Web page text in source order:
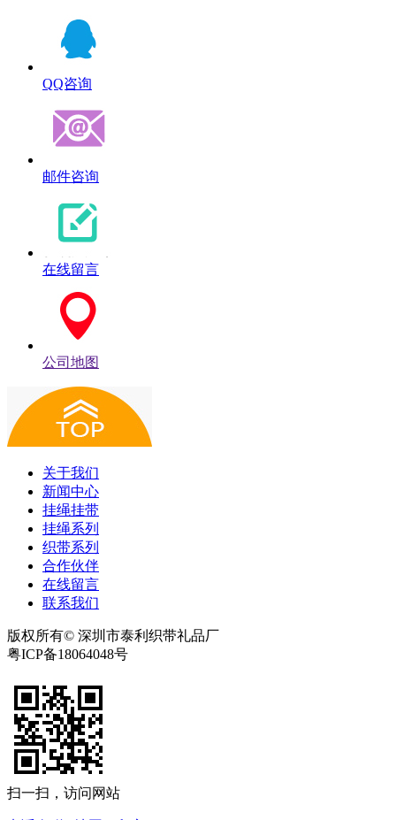
QQ咨询
邮件咨询
在线留言
公司地图
关于我们
新闻中心
挂绳挂带
挂绳系列
织带系列
合作伙伴
在线留言
联系我们
版权所有© 深圳市泰利织带礼品厂
粤ICP备18064048号
扫一扫，访问网站